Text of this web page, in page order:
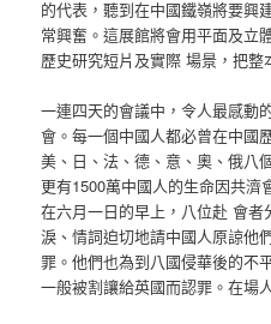
的代表，聽到在中國鐵嶺將要興
常興奮。這展館將會用平面及立
歷史研究短片及實際 場景，把整
一連四天的會議中，令人最感動
會。每一個中國人都必曾在中國
美、日、法、德、意、奧、俄八
更有1500萬中國人的生命因共濟
在六月一日的早上，八位赴 會
淚、情詞迫切地請中國人原諒他
罪。他們也為到八國侵華後的不
一般被割讓給英國而認罪。在場